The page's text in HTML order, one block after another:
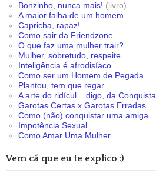
Bonzinho, nunca mais! (livro)
A maior falha de um homem
Capricha, rapaz!
Como sair da Friendzone
O que faz uma mulher trair?
Mulher, sobretudo, respeite
Inteligência é afrodisíaco
Como ser um Homem de Pegada
Plantou, tem que regar
A arte do ridícul... digo, da Conquista
Garotas Certas x Garotas Erradas
Como (não) conquistar uma amiga
Impotência Sexual
Como Amar Uma Mulher
Vem cá que eu te explico :)